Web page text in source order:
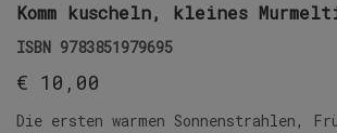
Komm kuscheln, kleines
ISBN 9783851979695
€ 10,00
Die ersten warmen Sonnenstrahlen,